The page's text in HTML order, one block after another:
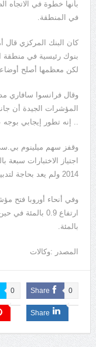
بأنها خطوة في الاتجاه
في المنطقة.
كان البنك المركزي قال
بنوك رئيسية في منطقة
لكن معظمها أصلح أوضاعه
وقال فرانسوا سافاري
المؤشرات الجيدة أن
.. إنه تطور إيجابي بوجه
وقفز سهم ميلينوم
اجتياز الاختبارات سبعة
2014 ولم يعد بحاجة لتدبير سيولة جديدة أو بيع أصول استراتيجية.
بالمئة.
المصدر :وكالات
Share 0
0
Share